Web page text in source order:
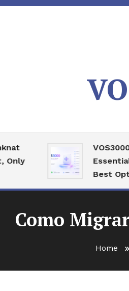
VOS3000 High
Essential
Best
Como
Home